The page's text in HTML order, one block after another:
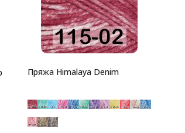
Пряжа Himalaya Denim